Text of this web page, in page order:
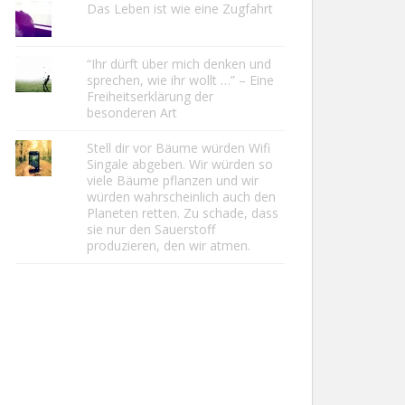
Das Leben ist wie eine Zugfahrt
“Ihr dürft über mich denken und
sprechen, wie ihr wollt …” – Eine
Freiheitserklärung der
besonderen Art
Stell dir vor Bäume würden Wifi
Singale abgeben. Wir würden so
viele Bäume pflanzen und wir
würden wahrscheinlich auch den
Planeten retten. Zu schade, dass
sie nur den Sauerstoff
produzieren, den wir atmen.